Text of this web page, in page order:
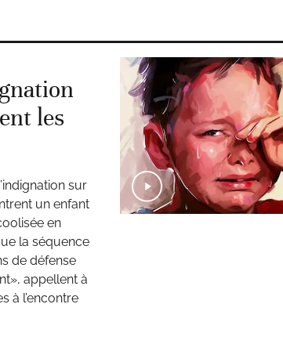
les
sur
un enfant
en
la séquence
de défense
appellent à
à l’encontre